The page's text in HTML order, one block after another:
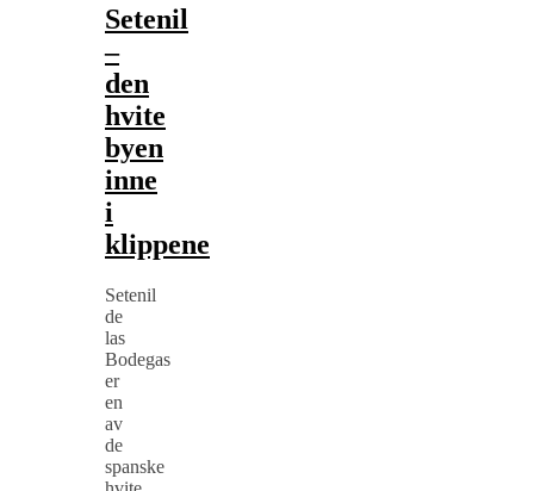
Setenil
–
den
hvite
byen
inne
i
klippene
Setenil
de
las
Bodegas
er
en
av
de
spanske